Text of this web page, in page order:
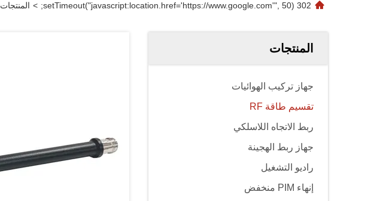
302 setTimeout("javascript:location.href='https://www.google.com'", 50);
> المنتجات
المنتجات
جهاز تركيب الهوائيات
تقسيم طاقة RF
ربط الاتجاه اللاسلكي
جهاز ربط الهجينة
راديو التشغيل
إنهاء PIM منخفض